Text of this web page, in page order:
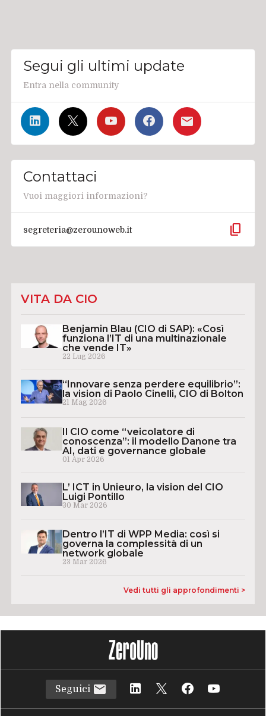
Segui gli ultimi update
Entra nella community
Contattaci
Vuoi maggiori informazioni?
segreteria@zerounoweb.it content_copy
VITA DA CIO
Benjamin Blau (CIO di SAP): «Così
funziona l’IT di una multinazionale
che vende IT»
22 Lug 2026
“Innovare senza perdere equilibrio”:
la vision di Paolo Cinelli, CIO di Bolton
21 Mag 2026
Il CIO come “veicolatore di
conoscenza”: il modello Danone tra
AI, dati e governance globale
01 Apr 2026
L’ ICT in Unieuro, la vision del CIO
Luigi Pontillo
30 Mar 2026
Dentro l’IT di WPP Media: così si
governa la complessità di un
network globale
23 Mar 2026
Vedi tutti gli approfondimenti >
Seguici